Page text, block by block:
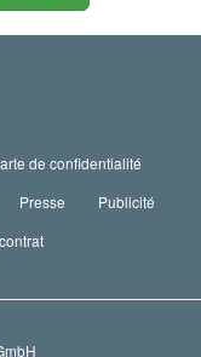
de confidentialité
Presse
Publicité